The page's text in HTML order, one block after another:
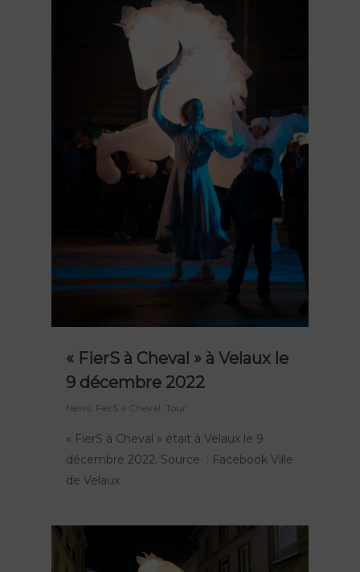
« FierS à Cheval » à Velaux le
9 décembre 2022
News FierS à Cheval Tour
« FierS à Cheval » était à Velaux le 9
décembre 2022. Source : Facebook Ville
de Velaux